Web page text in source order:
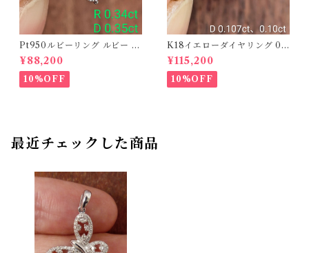
Pt950ルビーリング ルビー 0.
34ct ダイヤモンド 0.35ct【P
RO206885】
¥88,200
10%OFF
K18イエローダイヤリング 0.1
07ct D 0.10ct【PRO20878
1】
¥115,200
10%OFF
最近チェックした商品